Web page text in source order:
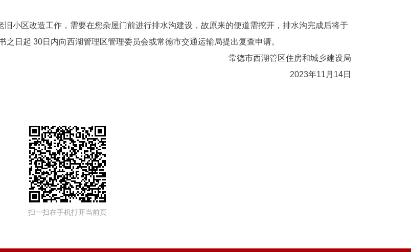
小区改造工作，需要在您杂屋门前进行排水沟建设，故原来的便道需挖开，排水沟完成后将于
日起 30日内向西湖管理区管理委员会或常德市交通运输局提出复查申请。
常德市西湖管区住房和城乡建设局
2023年11月14日
扫一扫在手机打开当前页